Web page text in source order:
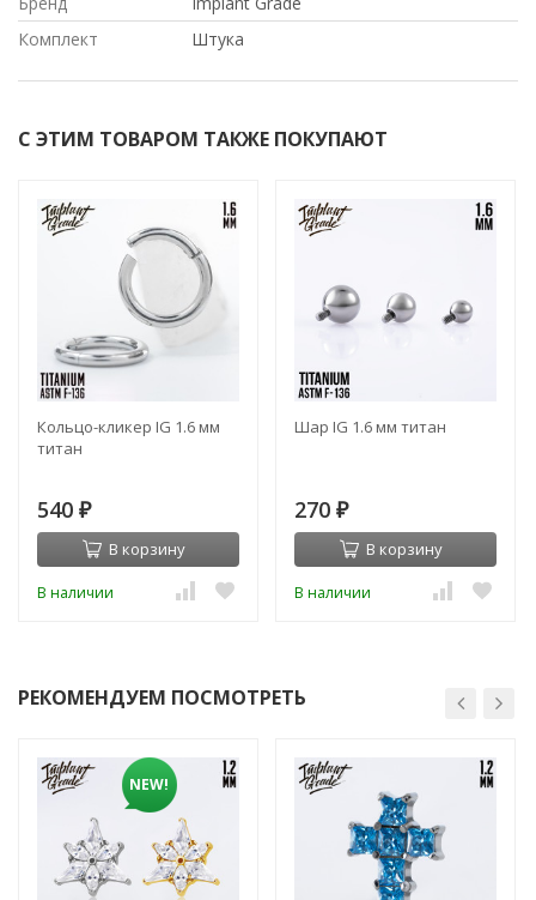
Комплект
Штука
С ЭТИМ ТОВАРОМ ТАКЖЕ ПОКУПАЮТ
Кольцо-кликер IG 1.6 мм
титан
540 ₽
В корзину
В наличии
Шар IG 1.6 мм титан
270 ₽
В корзину
В наличии
РЕКОМЕНДУЕМ ПОСМОТРЕТЬ
NEW!